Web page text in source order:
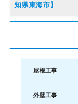
知県東海市】
屋根工事
外壁工事